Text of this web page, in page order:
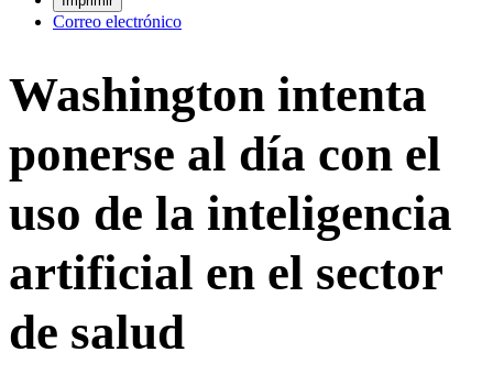
Correo electrónico
Washington intenta
ponerse al día con el
uso de la inteligencia
artificial en el sector
de salud